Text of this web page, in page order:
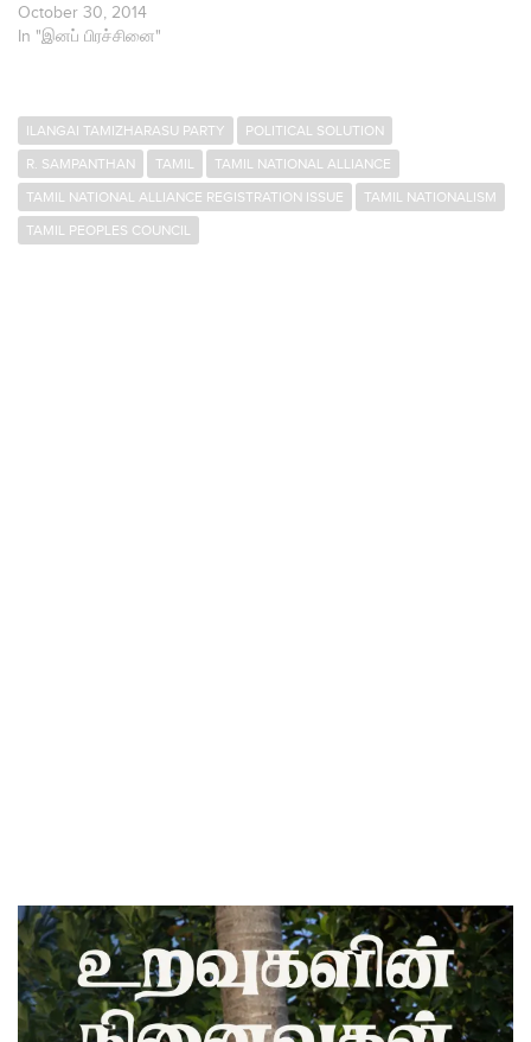
October 30, 2014
In "இனப் பிரச்சினை"
ILANGAI TAMIZHARASU PARTY
POLITICAL SOLUTION
R. SAMPANTHAN
TAMIL
TAMIL NATIONAL ALLIANCE
TAMIL NATIONAL ALLIANCE REGISTRATION ISSUE
TAMIL NATIONALISM
TAMIL PEOPLES COUNCIL